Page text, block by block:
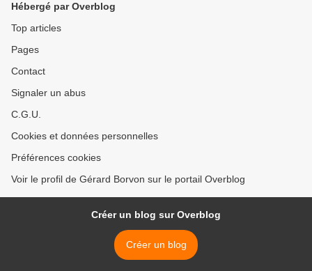
Hébergé par Overblog
Top articles
Pages
Contact
Signaler un abus
C.G.U.
Cookies et données personnelles
Préférences cookies
Voir le profil de Gérard Borvon sur le portail Overblog
Créer un blog sur Overblog
Créer un blog